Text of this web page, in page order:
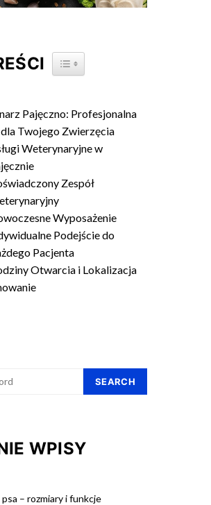
TOGGLE TABLE OF CONTENT
Pajęczno: Profesjonalna
Twojego Zwierzęcia
Weterynaryjne w
Zespół
Wyposażenie
Podejście do
Pacjenta
Otwarcia i Lokalizacja
SEARCH
WPISY
– rozmiary i funkcje